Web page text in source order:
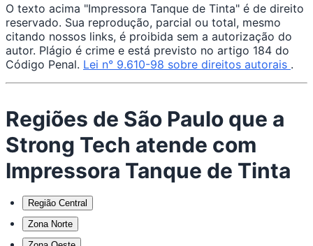
O texto acima "Impressora Tanque de Tinta" é de direito
reservado. Sua reprodução, parcial ou total, mesmo
citando nossos links, é proibida sem a autorização do
autor. Plágio é crime e está previsto no artigo 184 do
Código Penal. Lei n° 9.610-98 sobre direitos autorais .
Regiões de São Paulo que a
Strong Tech atende com
Impressora Tanque de Tinta
Região Central
Zona Norte